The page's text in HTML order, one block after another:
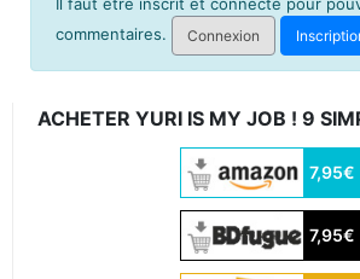
commentaires.
Connexion
ACHETER YURI IS MY JOB ! 9
7,95€
7,95€